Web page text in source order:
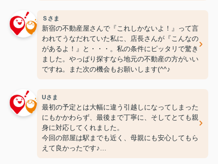
Ｓさま
新宿の不動産屋さんで『これしかないよ！』って言
われてうなだれていた私に、店長さんが『こんなの
があるよ！』と・・・。私の条件にピッタリで驚き
ました。やっぱり探すなら地元の不動産の方がいい
ですね。また次の機会もお願いします(^^♪
Uさま
最初の予定とは大幅に違う引越しになってしまった
にもかかわらず、最後まで丁寧に、そしてとても親
身に対応してくれました。
今回の部屋は駅までも近く、母親にも安心してもら
えて良かったです♪